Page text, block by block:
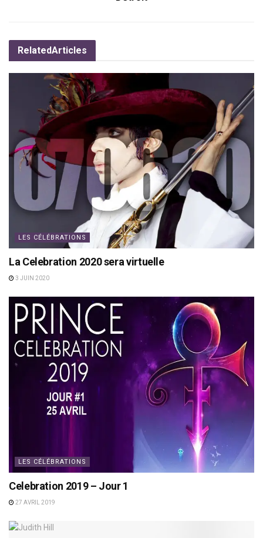
RelatedArticles
LES CÉLÉBRATIONS
La Celebration 2020 sera virtuelle
3 JUIN 2020
LES CÉLÉBRATIONS
Celebration 2019 – Jour 1
27 AVRIL 2019